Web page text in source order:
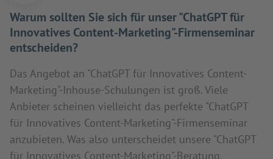
Warum sollten Sie sich für unser "ChatGPT für
Innovatives Content-Marketing"-Firmenseminar
entscheiden?
Das Angebot an "ChatGPT für Innovatives Content-
Marketing"-Inhouse-Schulungen ist groß. Viele
Anbieter scheinen vielleicht das perfekte "ChatGPT
für Innovatives Content-Marketing"-Firmenseminar
anzubieten. Was also unterscheidet unsere "ChatGPT
für Innovatives Content-Marketing"-Beratung,